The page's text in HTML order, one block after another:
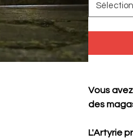
Vous
des
L'Artyrie